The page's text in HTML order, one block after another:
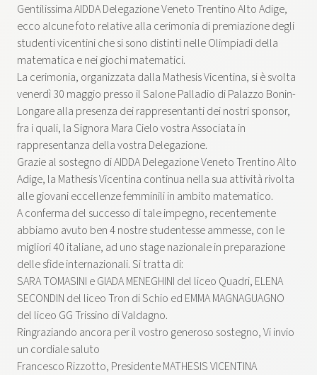
Gentilissima AIDDA Delegazione Veneto Trentino Alto Adige,
ecco alcune foto relative alla cerimonia di premiazione degli
studenti vicentini che si sono distinti nelle Olimpiadi della
matematica e nei giochi matematici.
La cerimonia, organizzata dalla Mathesis Vicentina, si è svolta
venerdì 30 maggio presso il Salone Palladio di Palazzo Bonin-
Longare alla presenza dei rappresentanti dei nostri sponsor,
fra i quali, la Signora Mara Cielo vostra Associata in
rappresentanza della vostra Delegazione.
Grazie al sostegno di AIDDA Delegazione Veneto Trentino Alto
Adige, la Mathesis Vicentina continua nella sua attività rivolta
alle giovani eccellenze femminili in ambito matematico.
A conferma del successo di tale impegno, recentemente
abbiamo avuto ben 4 nostre studentesse ammesse, con le
migliori 40 italiane, ad uno stage nazionale in preparazione
delle sfide internazionali. Si tratta di:
SARA TOMASINI e GIADA MENEGHINI del liceo Quadri, ELENA
SECONDIN del liceo Tron di Schio ed EMMA MAGNAGUAGNO
del liceo GG Trissino di Valdagno.
Ringraziando ancora per il vostro generoso sostegno, Vi invio
un cordiale saluto
Francesco Rizzotto, Presidente MATHESIS VICENTINA